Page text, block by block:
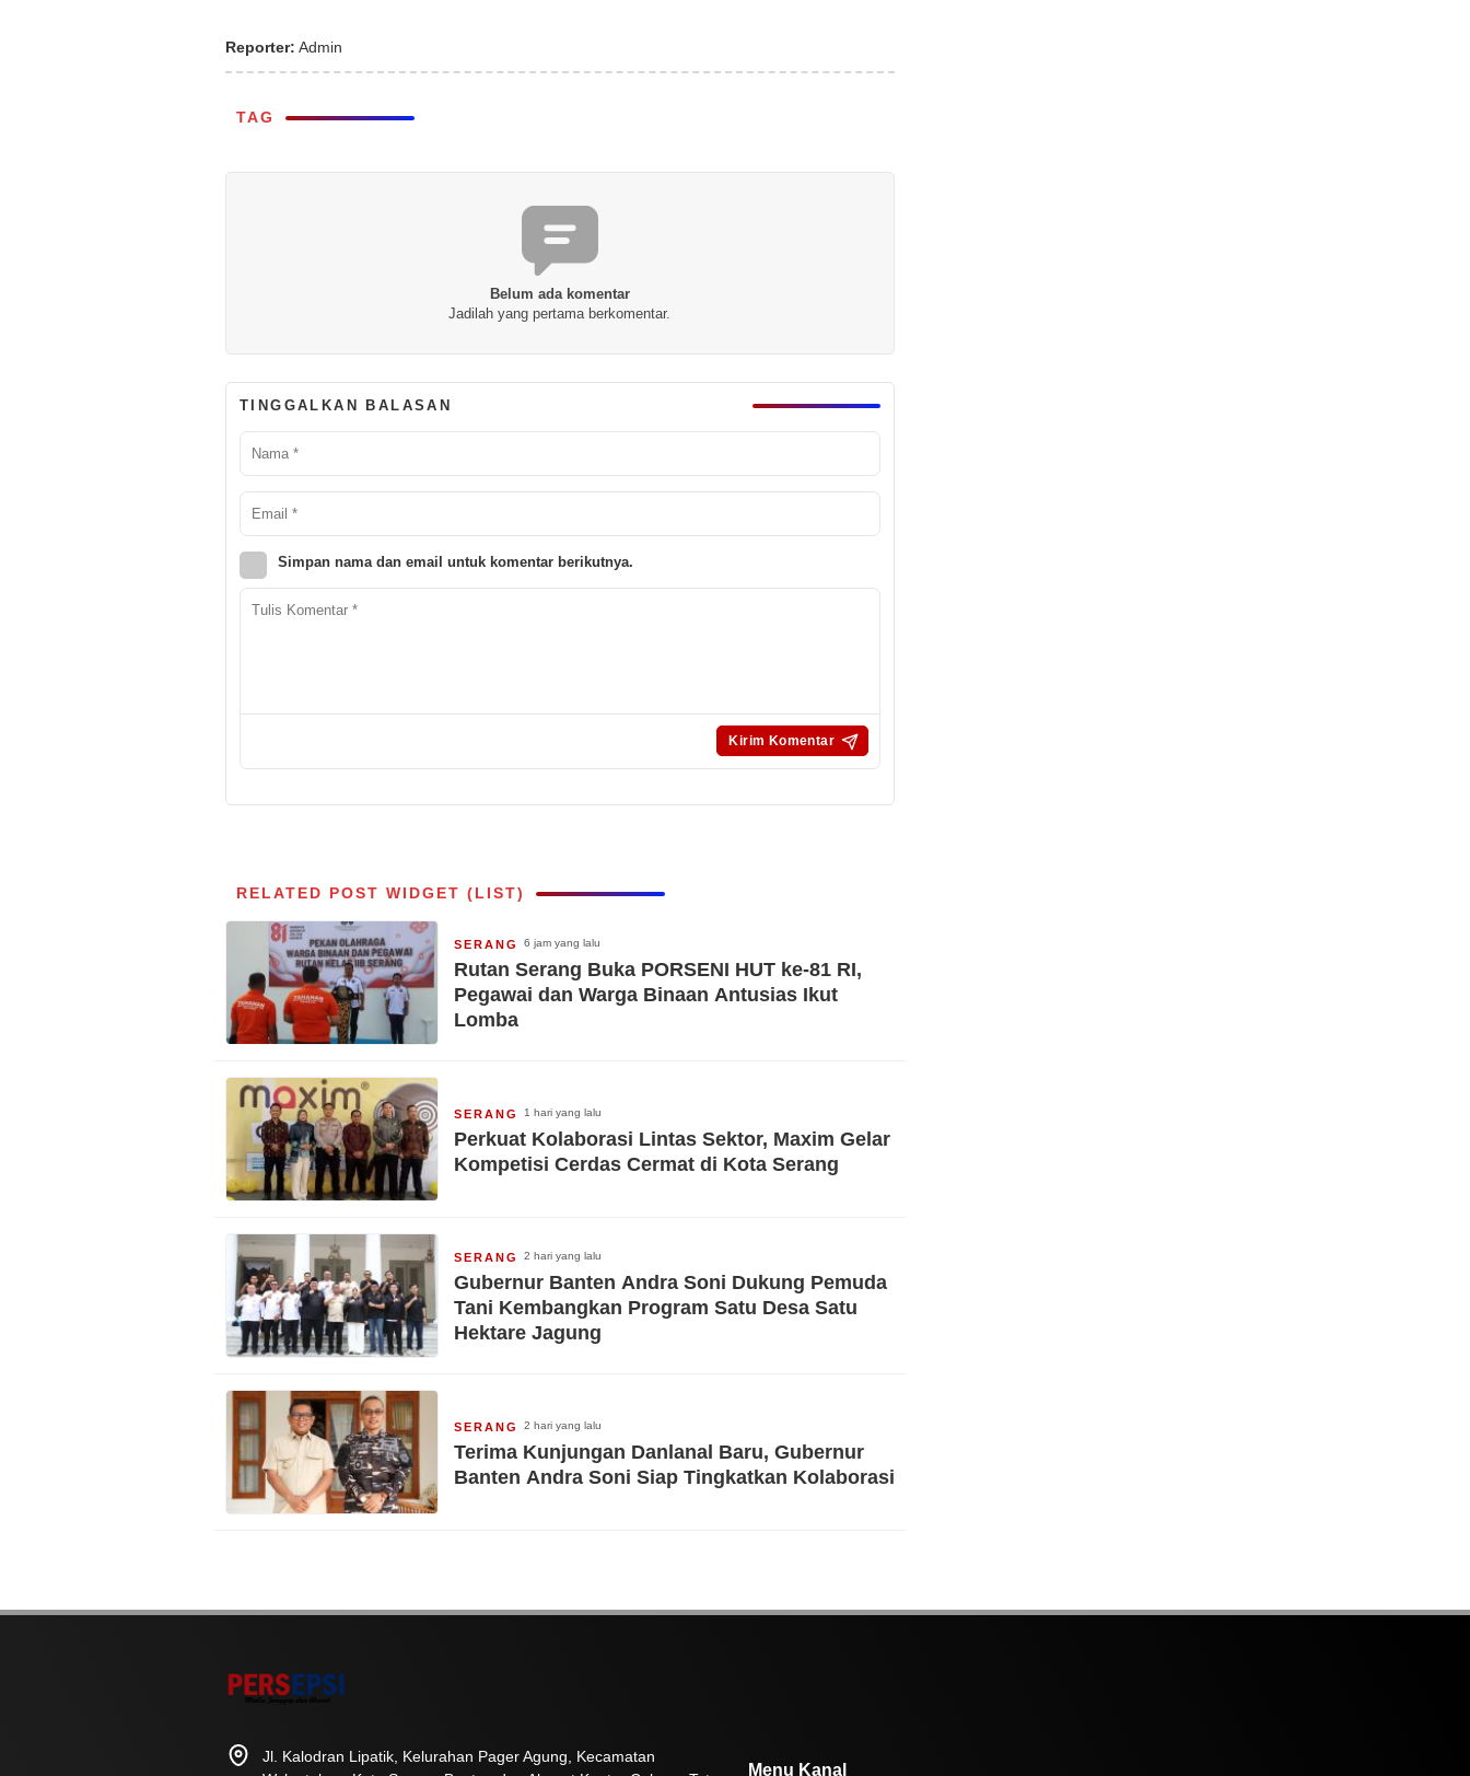
Reporter: Admin
TAG
Belum ada komentar
Jadilah yang pertama berkomentar.
TINGGALKAN BALASAN
Simpan nama dan email untuk komentar berikutnya.
RELATED POST WIDGET (LIST)
SERANG 6 jam yang lalu
Rutan Serang Buka PORSENI HUT ke-81 RI,
Pegawai dan Warga Binaan Antusias Ikut
Lomba
SERANG 1 hari yang lalu
Perkuat Kolaborasi Lintas Sektor, Maxim Gelar
Kompetisi Cerdas Cermat di Kota Serang
SERANG 2 hari yang lalu
Gubernur Banten Andra Soni Dukung Pemuda
Tani Kembangkan Program Satu Desa Satu
Hektare Jagung
SERANG 2 hari yang lalu
Terima Kunjungan Danlanal Baru, Gubernur
Banten Andra Soni Siap Tingkatkan Kolaborasi
Jl. Kalodran Lipatik, Kelurahan Pager Agung, Kecamatan
Menu Kanal